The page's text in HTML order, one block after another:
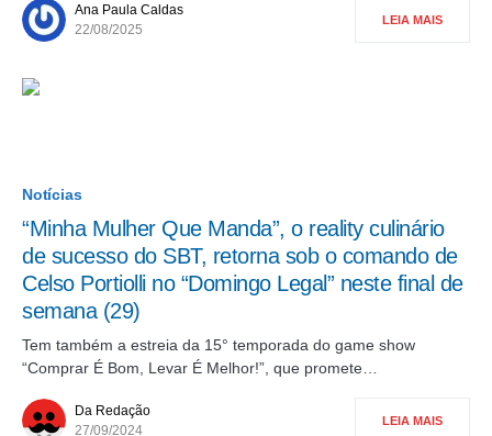
Ana Paula Caldas
22/08/2025
LEIA MAIS
Notícias
“Minha Mulher Que Manda”, o reality culinário
de sucesso do SBT, retorna sob o comando de
Celso Portiolli no “Domingo Legal” neste final de
semana (29)
Tem também a estreia da 15° temporada do game show
“Comprar É Bom, Levar É Melhor!”, que promete…
Da Redação
27/09/2024
LEIA MAIS